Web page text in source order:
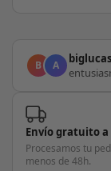
B A
Envío gratuito a
Procesamos tu
menos de 48h.